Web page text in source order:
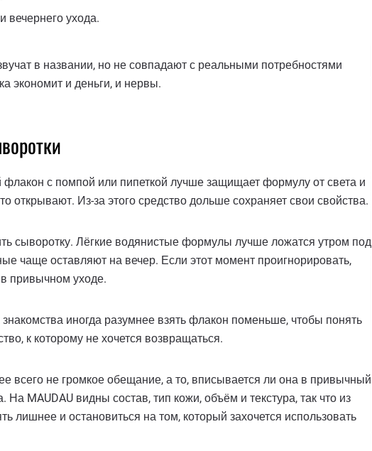
вечернего ухода.
в названии, но не совпадают с реальными потребностями
экономит и деньги, и нервы.
с помпой или пипеткой лучше защищает формулу от света и
открывают. Из-за этого средство дольше сохраняет свои свойства.
сыворотку. Лёгкие водянистые формулы лучше ложатся утром под
чаще оставляют на вечер. Если этот момент проигнорировать,
привычном уходе.
иногда разумнее взять флакон поменьше, чтобы понять
к которому не хочется возвращаться.
всего не громкое обещание, а то, вписывается ли она в привычный
MAUDAU видны состав, тип кожи, объём и текстура, так что из
лишнее и остановиться на том, который захочется использовать